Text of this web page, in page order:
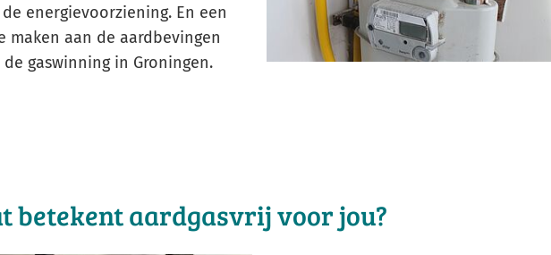
toets
om
een
energievoorziening. En een
maken aan de aardbevingen
gaswinning in Groningen.
betekent aardgasvrij voor jou?